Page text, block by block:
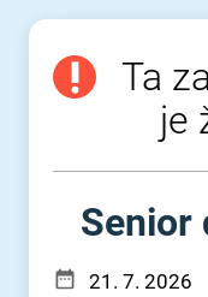
Ta
je
Senior
21. 7. 2026